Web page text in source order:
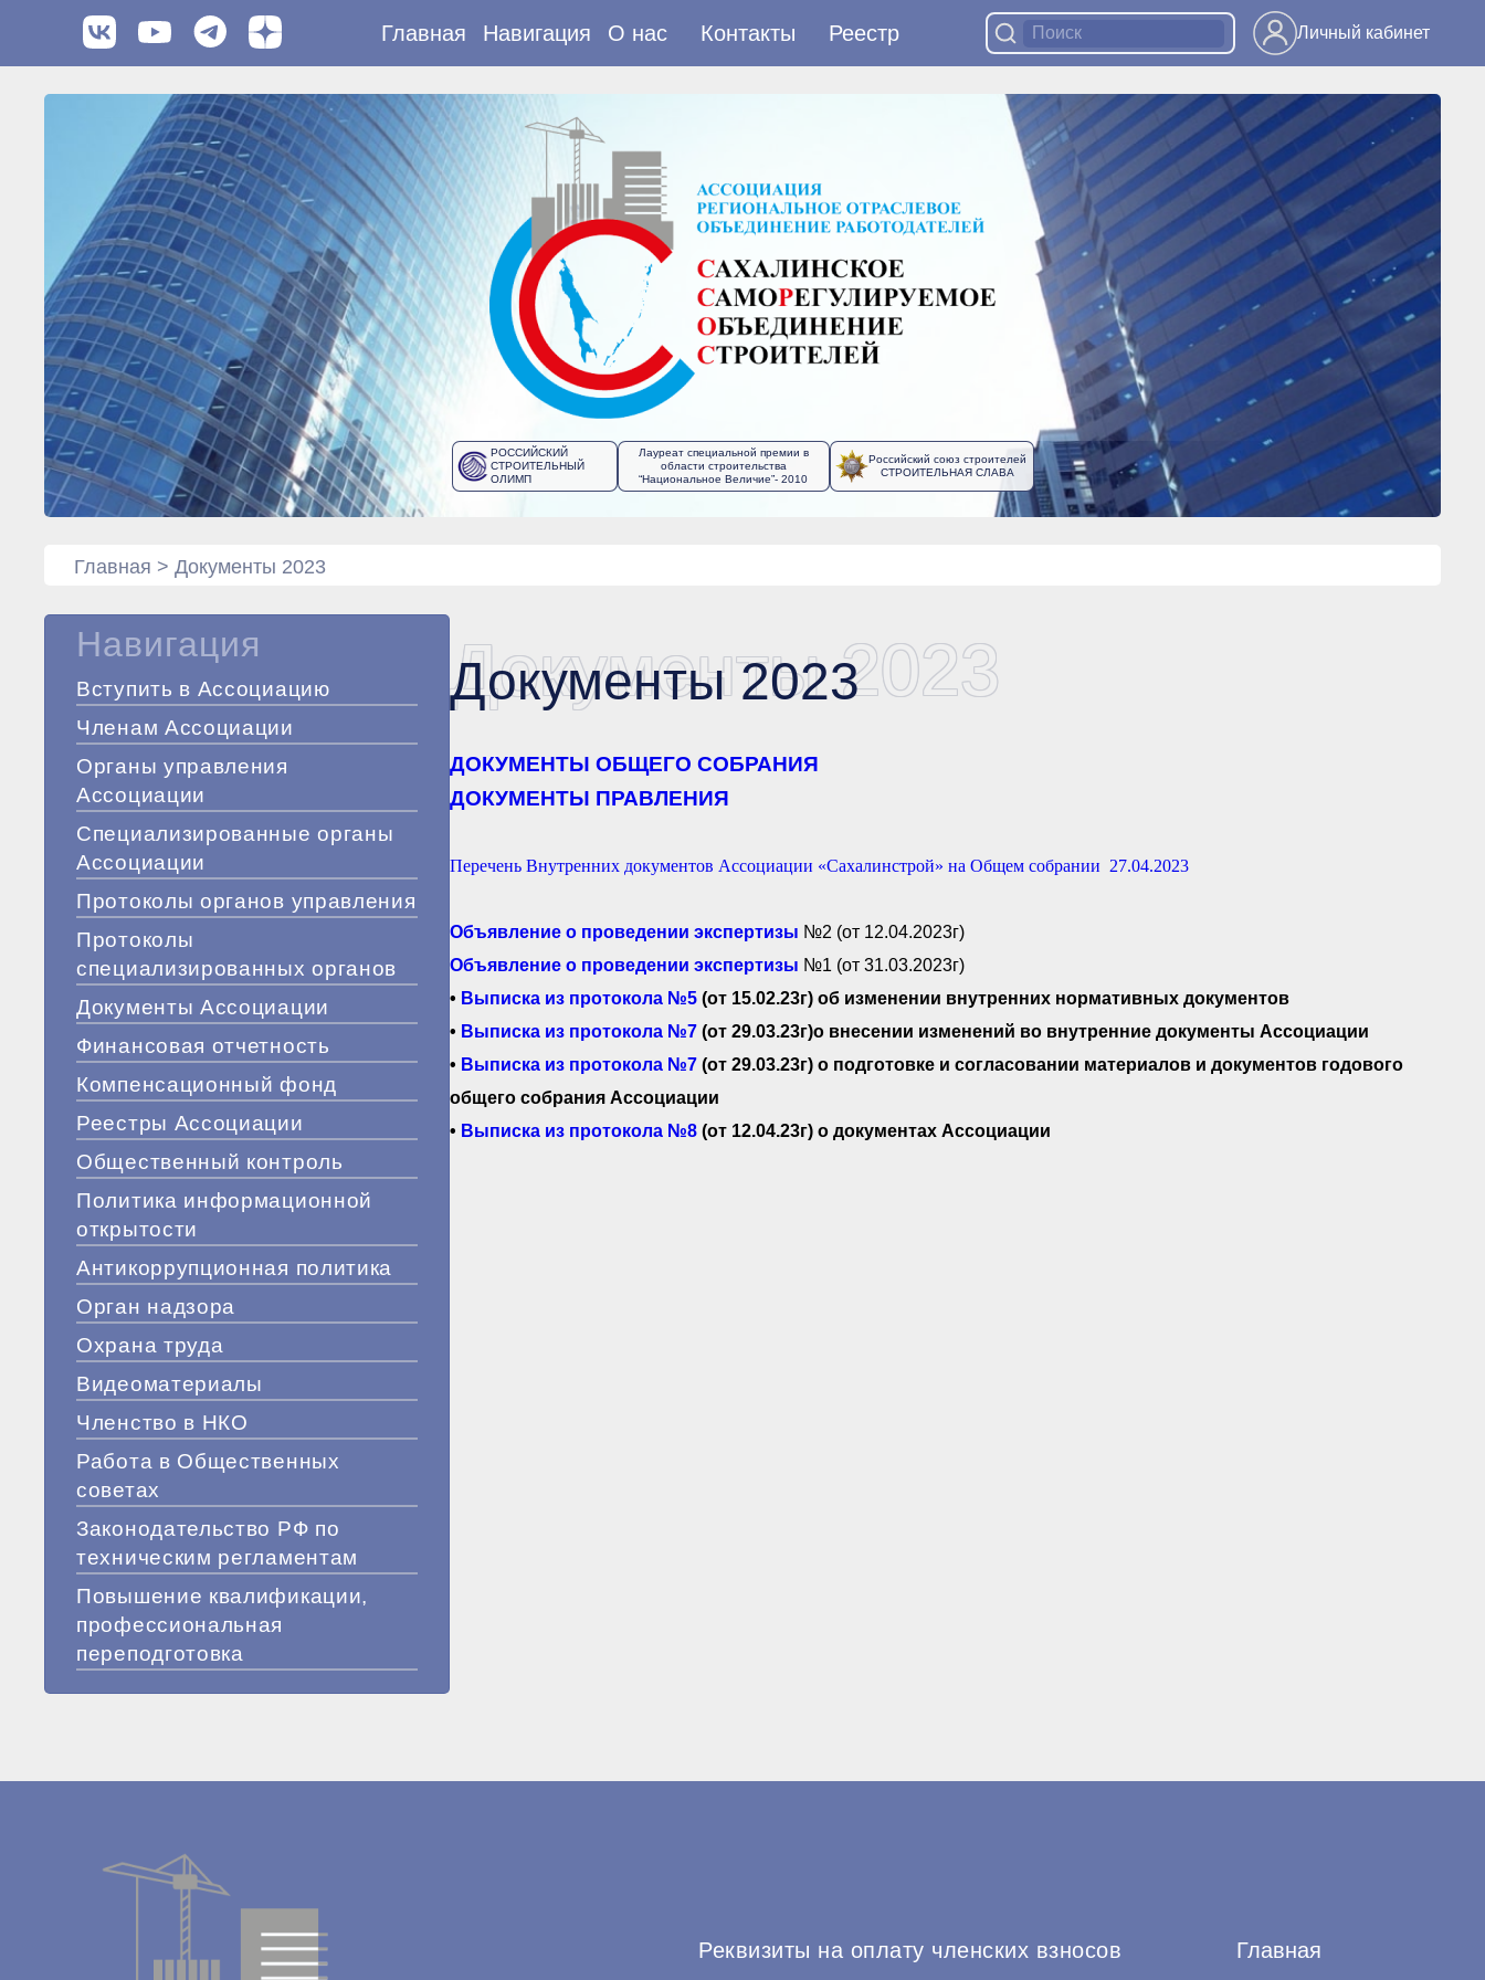
Главная Навигация О нас Контакты Реестр Личный кабинет
РОССИЙСКИЙ
СТРОИТЕЛЬНЫЙ
ОЛИМП
Лауреат специальной премии в
области строительства
“Национальное Величие”- 2010
Российский союз строителей
СТРОИТЕЛЬНАЯ СЛАВА
Главная > Документы 2023
Навигация
Вступить в Ассоциацию
Членам Ассоциации
Органы управления
Ассоциации
Специализированные органы
Ассоциации
Протоколы органов управления
Протоколы
специализированных органов
Документы Ассоциации
Финансовая отчетность
Компенсационный фонд
Реестры Ассоциации
Общественный контроль
Политика информационной
открытости
Антикоррупционная политика
Орган надзора
Охрана труда
Видеоматериалы
Членство в НКО
Работа в Общественных
советах
Законодательство РФ по
техническим регламентам
Повышение квалификации,
профессиональная
переподготовка
Документы 2023
Документы 2023
ДОКУМЕНТЫ ОБЩЕГО СОБРАНИЯ
ДОКУМЕНТЫ ПРАВЛЕНИЯ
Перечень Внутренних документов Ассоциации «Сахалинстрой» на Общем собрании 27.04.2023
Объявление о проведении экспертизы №2 (от 12.04.2023г)
Объявление о проведении экспертизы №1 (от 31.03.2023г)
• Выписка из протокола №5(от 15.02.23г) об изменении внутренних нормативных документов
• Выписка из протокола №7(от 29.03.23г)о внесении изменений во внутренние документы Ассоциации
• Выписка из протокола №7(от 29.03.23г) о подготовке и согласовании материалов и документов годового
общего собрания Ассоциации
• Выписка из протокола №8(от 12.04.23г) о документах Ассоциации
Реквизиты на оплату членских взносов
Главная